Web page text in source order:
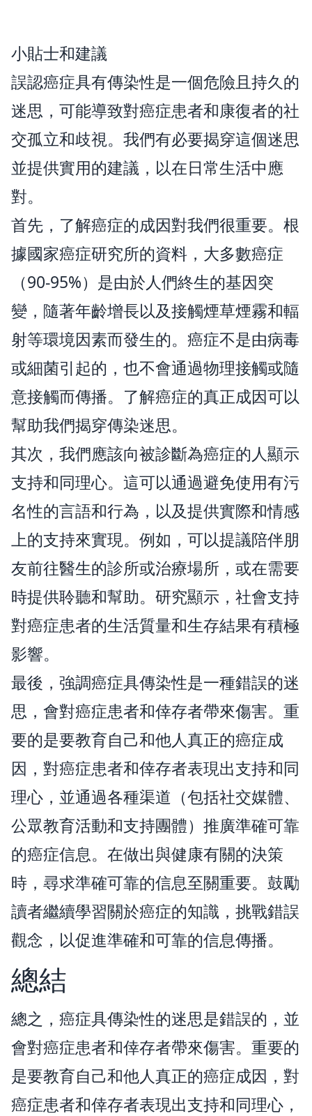
小貼士和建議
誤認癌症具有傳染性是一個危險且持久的
迷思，可能導致對癌症患者和康復者的社
交孤立和歧視。我們有必要揭穿這個迷思
並提供實用的建議，以在日常生活中應
對。
首先，了解癌症的成因對我們很重要。根
據國家癌症研究所的資料，大多數癌症
（90-95%）是由於人們終生的基因突
變，隨著年齡增長以及接觸煙草煙霧和輻
射等環境因素而發生的。癌症不是由病毒
或細菌引起的，也不會通過物理接觸或隨
意接觸而傳播。了解癌症的真正成因可以
幫助我們揭穿傳染迷思。
其次，我們應該向被診斷為癌症的人顯示
支持和同理心。這可以通過避免使用有污
名性的言語和行為，以及提供實際和情感
上的支持來實現。例如，可以提議陪伴朋
友前往醫生的診所或治療場所，或在需要
時提供聆聽和幫助。研究顯示，社會支持
對癌症患者的生活質量和生存結果有積極
影響。
最後，強調癌症具傳染性是一種錯誤的迷
思，會對癌症患者和倖存者帶來傷害。重
要的是要教育自己和他人真正的癌症成
因，對癌症患者和倖存者表現出支持和同
理心，並通過各種渠道（包括社交媒體、
公眾教育活動和支持團體）推廣準確可靠
的癌症信息。在做出與健康有關的決策
時，尋求準確可靠的信息至關重要。鼓勵
讀者繼續學習關於癌症的知識，挑戰錯誤
觀念，以促進準確和可靠的信息傳播。
總結
總之，癌症具傳染性的迷思是錯誤的，並
會對癌症患者和倖存者帶來傷害。重要的
是要教育自己和他人真正的癌症成因，對
癌症患者和倖存者表現出支持和同理心，